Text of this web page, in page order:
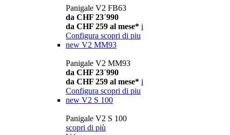
Panigale V2 FB63
da CHF 23´990
da CHF 259 al mese* i
Configura scopri di piu
new V2 MM93
Panigale V2 MM93
da CHF 23´990
da CHF 259 al mese* i
Configura scopri di piu
new V2 S 100
Panigale V2 S 100
scopri di più